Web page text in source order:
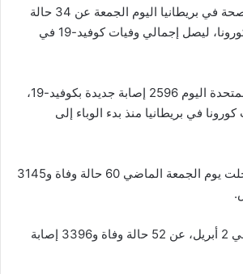
حيث أعلن مسؤولو الصحة في بريطانيا اليوم الجمعة عن 34 حالة
وفاة جديدة بفيروس كورونا، ليصل إجمالي وفيات كوفيد-19 في
في بريطانيا منذ بدء الوباء إلى
وكانت بريطانيا قد سجلت يوم الجمعة الماضي 60 حالة وفاة و3145
في حين أبلغت البلاد في 2 أبريل، عن 52 حالة وفاة و3396 إصابة